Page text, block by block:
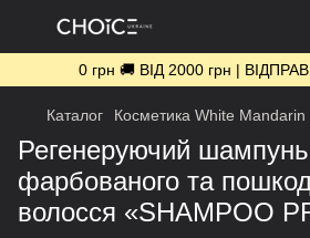
0 грн 🚚 ВІД 2000 грн |
Каталог Косметика White Mandarin
Регенеруючий
фарбованого та
волосся «SHAMPOO